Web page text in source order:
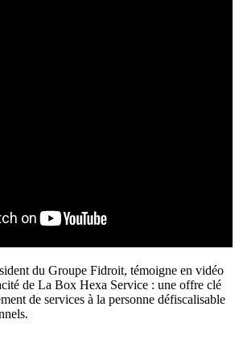
du Groupe Fidroit, témoigne en vidéo
de La Box Hexa Service : une offre clé
de services à la personne défiscalisable